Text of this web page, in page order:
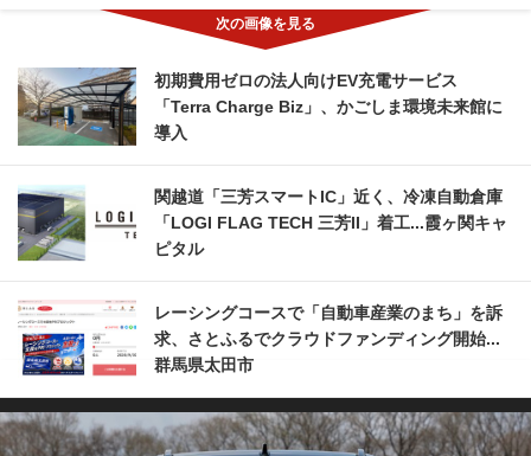
初期費用ゼロの法人向けEV充電サービス
「Terra Charge Biz」、かごしま環境未来館に
導入
関越道「三芳スマートIC」近く、冷凍自動倉庫
「LOGI FLAG TECH 三芳II」着工...霞ヶ関キャ
ピタル
レーシングコースで「自動車産業のまち」を訴
求、さとふるでクラウドファンディング開始...
群馬県太田市